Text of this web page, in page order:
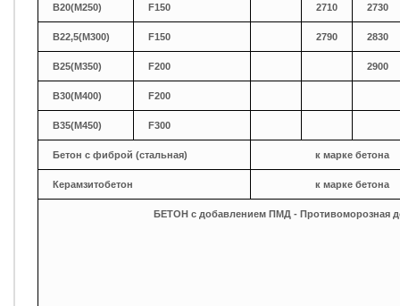
В20(М250) F150 2710 2730
B22,5(М300) F150 2790 2830
В25(М350) F200 2900
В30(М400) F200
В35(М450) F300
Бетон с фиброй (стальная) к марке бетона
Керамзитобетон к марке бетона
БЕТОН с добавлением ПМД - Противоморозная